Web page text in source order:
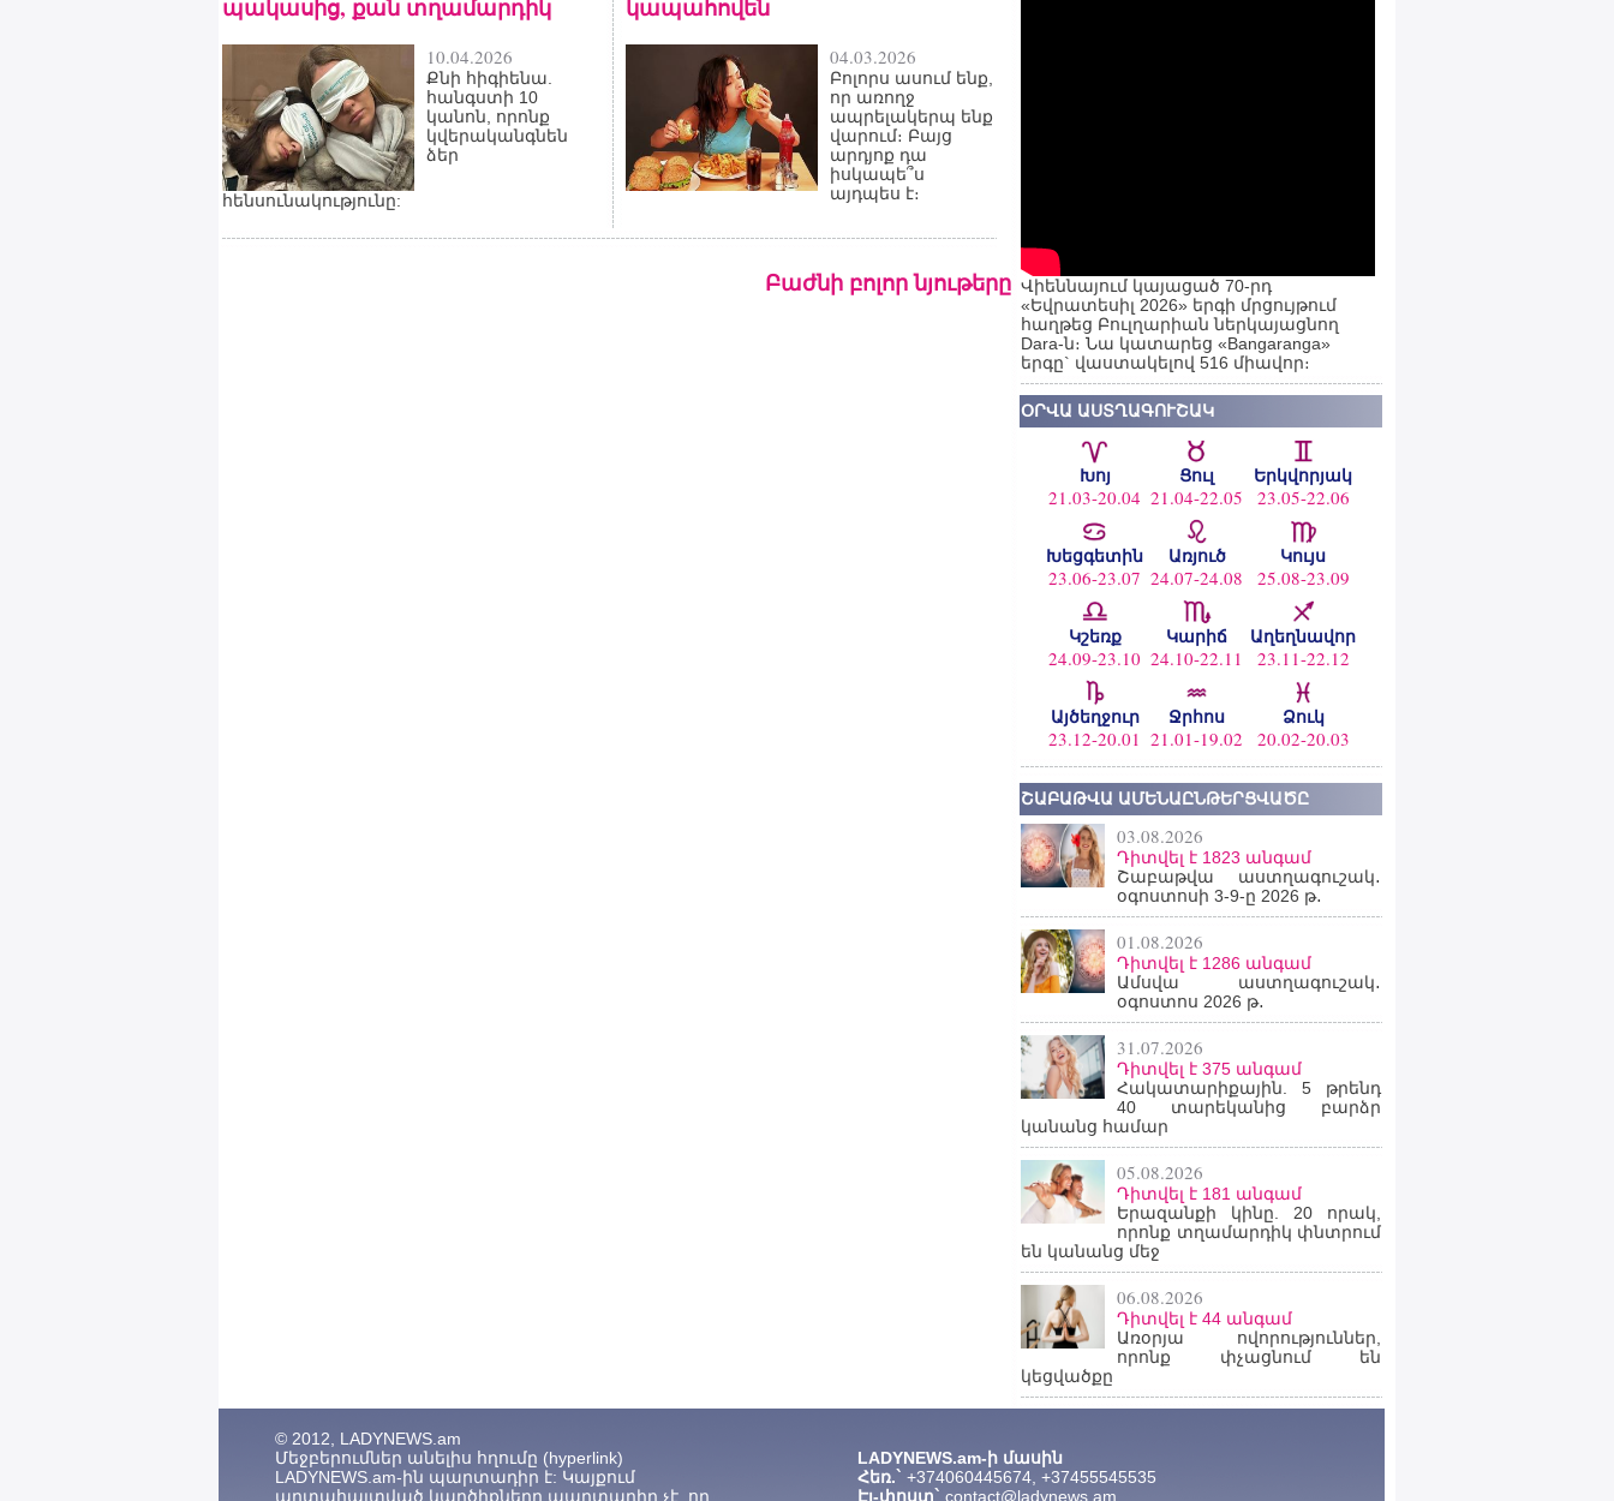
պակասից, քան տղամարդիկ
10.04.2026
Քնի հիգիենա.
հանգստի 10
կանոն, որոնք
կվերականգնեն
ձեր
հենսունակությունը:
կապահովեն
04.03.2026
Բոլորս ասում ենք,
որ առողջ
ապրելակերպ ենք
վարում։ Բայց
արդյոք դա
իսկապե՞ս
այդպես է։
Բաժնի բոլոր նյութերը Վիեննայում կայացած 70-րդ
«Եվրատեսիլ 2026» երգի մրցույթում
հաղթեց Բուլղարիան ներկայացնող
Dara-ն։ Նա կատարեց «Bangaranga»
երգը` վաստակելով 516 միավոր։
ՕՐՎԱ ԱՍՏՂԱԳՈՒՇԱԿ
Խոյ
21.03-20.04
Ցուլ
21.04-22.05
Երկվորյակ
23.05-22.06
Խեցգետին
23.06-23.07
Առյուծ
24.07-24.08
Կույս
25.08-23.09
Կշեռք
24.09-23.10
Կարիճ
24.10-22.11
Աղեղնավոր
23.11-22.12
Այծեղջուր
23.12-20.01
Ջրհոս
21.01-19.02
Ձուկ
20.02-20.03
ՇԱԲԱԹՎԱ ԱՄԵՆԱԸՆԹԵՐՑՎԱԾԸ
03.08.2026
Դիտվել է 1823 անգամ
Շաբաթվա աստղագուշակ․
օգոստոսի 3-9-ը 2026 թ․
01.08.2026
Դիտվել է 1286 անգամ
Ամսվա աստղագուշակ․
օգոստոս 2026 թ․
31.07.2026
Դիտվել է 375 անգամ
Հակատարիքային. 5 թրենդ
40 տարեկանից բարձր
կանանց համար
05.08.2026
Դիտվել է 181 անգամ
Երազանքի կինը. 20 որակ,
որոնք տղամարդիկ փնտրում
են կանանց մեջ
06.08.2026
Դիտվել է 44 անգամ
Առօրյա ովորություններ,
որոնք փչացնում են
կեցվածքը
© 2012, LADYNEWS.am
Մեջբերումներ անելիս հղումը (hyperlink)
LADYNEWS.am-ին պարտադիր է: Կայքում
արտահայտված կարծիքները պարտադիր չէ, որ
LADYNEWS.am-ի մասին
Հեռ.` +374060445674, +37455545535
Էլ-փոստ` contact@ladynews.am